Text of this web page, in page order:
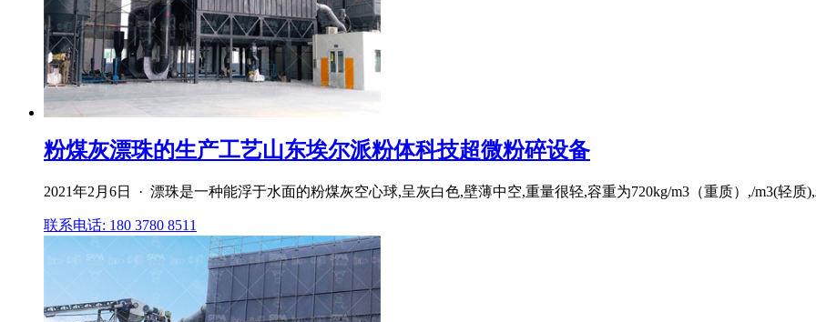
粉煤灰漂珠的生产工艺山东埃尔派粉体科技超微粉碎设备
2021年2月6日 · 漂珠是一种能浮于水面的粉煤灰空心球,呈灰白色,壁薄中空,重量很轻,容重为720kg/m3（重质）,/m3(轻质
联系电话: 180 3780 8511